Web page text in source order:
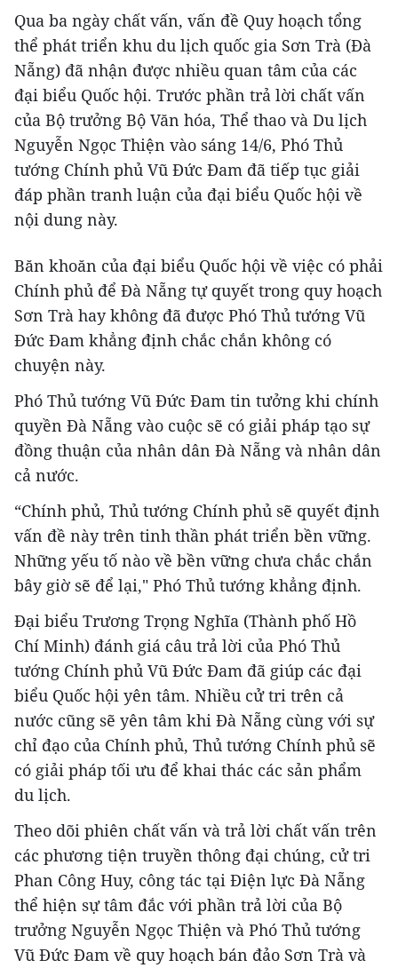
Qua ba ngày chất vấn, vấn đề Quy hoạch tổng
thể phát triển khu du lịch quốc gia Sơn Trà (Đà
Nẵng) đã nhận được nhiều quan tâm của các
đại biểu Quốc hội. Trước phần trả lời chất vấn
của Bộ trưởng Bộ Văn hóa, Thể thao và Du lịch
Nguyễn Ngọc Thiện vào sáng 14/6, Phó Thủ
tướng Chính phủ Vũ Đức Đam đã tiếp tục giải
đáp phần tranh luận của đại biểu Quốc hội về
nội dung này.
Băn khoăn của đại biểu Quốc hội về việc có phải
Chính phủ để Đà Nẵng tự quyết trong quy hoạch
Sơn Trà hay không đã được Phó Thủ tướng Vũ
Đức Đam khẳng định chắc chắn không có
chuyện này.
Phó Thủ tướng Vũ Đức Đam tin tưởng khi chính
quyền Đà Nẵng vào cuộc sẽ có giải pháp tạo sự
đồng thuận của nhân dân Đà Nẵng và nhân dân
cả nước.
“Chính phủ, Thủ tướng Chính phủ sẽ quyết định
vấn đề này trên tinh thần phát triển bền vững.
Những yếu tố nào về bền vững chưa chắc chắn
bây giờ sẽ để lại," Phó Thủ tướng khẳng định.
Đại biểu Trương Trọng Nghĩa (Thành phố Hồ
Chí Minh) đánh giá câu trả lời của Phó Thủ
tướng Chính phủ Vũ Đức Đam đã giúp các đại
biểu Quốc hội yên tâm. Nhiều cử tri trên cả
nước cũng sẽ yên tâm khi Đà Nẵng cùng với sự
chỉ đạo của Chính phủ, Thủ tướng Chính phủ sẽ
có giải pháp tối ưu để khai thác các sản phẩm
du lịch.
Theo dõi phiên chất vấn và trả lời chất vấn trên
các phương tiện truyền thông đại chúng, cử tri
Phan Công Huy, công tác tại Điện lực Đà Nẵng
thể hiện sự tâm đắc với phần trả lời của Bộ
trưởng Nguyễn Ngọc Thiện và Phó Thủ tướng
Vũ Đức Đam về quy hoạch bán đảo Sơn Trà và